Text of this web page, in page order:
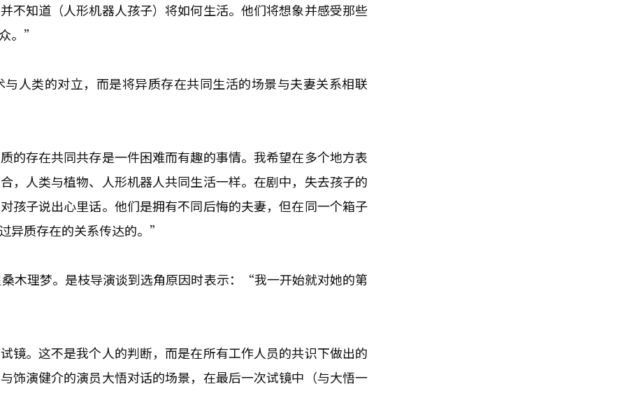
不知道（人形机器人孩子）将如何生活。他们将想象并感受那些
。”
人类的对立，而是将异质存在共同生活的场景与夫妻关系相联
存在共同共存是一件困难而有趣的事情。我希望在多个地方表
，人类与植物、人形机器人共同生活一样。在剧中，失去孩子的
孩子说出心里话。他们是拥有不同后悔的夫妻，但在同一个箱子
异质存在的关系传达的。”
木理梦。是枝导演谈到选角原因时表示：“我一开始就对她的第
。这不是我个人的判断，而是在所有工作人员的共识下做出的
饰演健介的演员大悟对话的场景，在最后一次试镜中（与大悟一